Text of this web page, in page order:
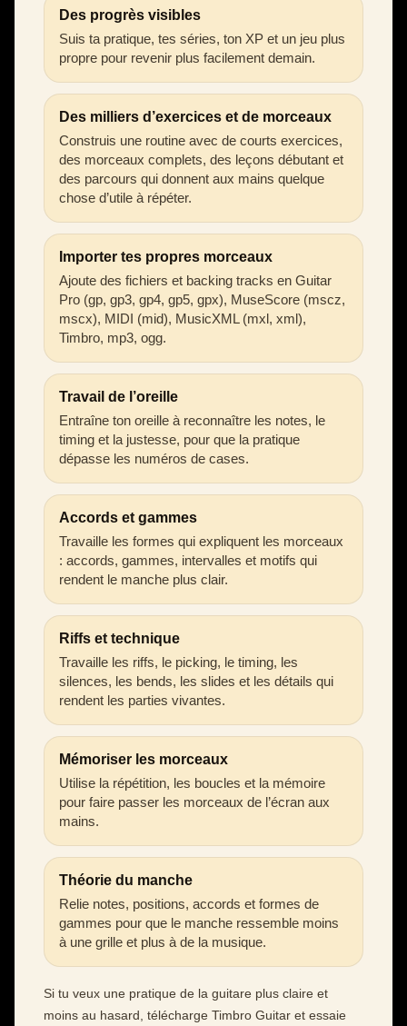
Des progrès visibles
Suis ta pratique, tes séries, ton XP et un jeu plus
propre pour revenir plus facilement demain.
Des milliers d’exercices et de morceaux
Construis une routine avec de courts exercices,
des morceaux complets, des leçons débutant et
des parcours qui donnent aux mains quelque
chose d’utile à répéter.
Importer tes propres morceaux
Ajoute des fichiers et backing tracks en Guitar
Pro (gp, gp3, gp4, gp5, gpx), MuseScore (mscz,
mscx), MIDI (mid), MusicXML (mxl, xml),
Timbro, mp3, ogg.
Travail de l’oreille
Entraîne ton oreille à reconnaître les notes, le
timing et la justesse, pour que la pratique
dépasse les numéros de cases.
Accords et gammes
Travaille les formes qui expliquent les morceaux
: accords, gammes, intervalles et motifs qui
rendent le manche plus clair.
Riffs et technique
Travaille les riffs, le picking, le timing, les
silences, les bends, les slides et les détails qui
rendent les parties vivantes.
Mémoriser les morceaux
Utilise la répétition, les boucles et la mémoire
pour faire passer les morceaux de l’écran aux
mains.
Théorie du manche
Relie notes, positions, accords et formes de
gammes pour que le manche ressemble moins
à une grille et plus à de la musique.
Si tu veux une pratique de la guitare plus claire et
moins au hasard, télécharge Timbro Guitar et essaie